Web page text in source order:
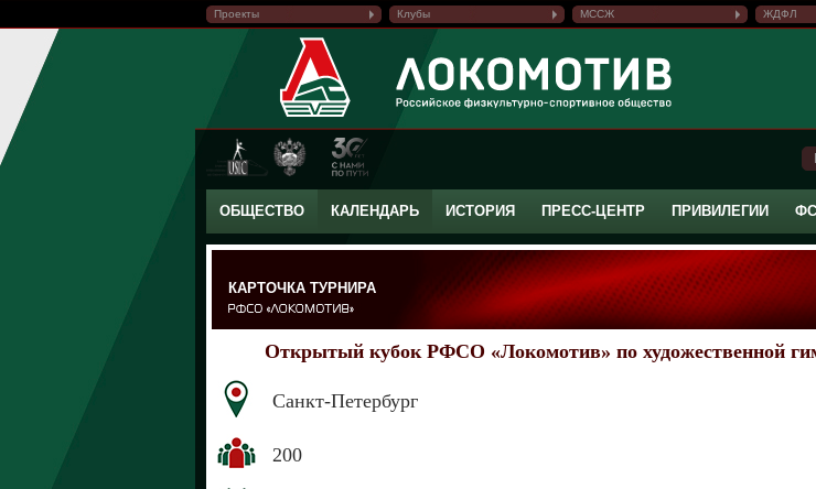
Проекты Клубы МССЖ ЖДФЛ
ОБЩЕСТВО КАЛЕНДАРЬ ИСТОРИЯ ПРЕСС-ЦЕНТР ПРИВИЛЕГИИ
КАРТОЧКА ТУРНИРА
Открытый кубок РФСО «Локомотив» по художественной
Санкт-Петербург
200